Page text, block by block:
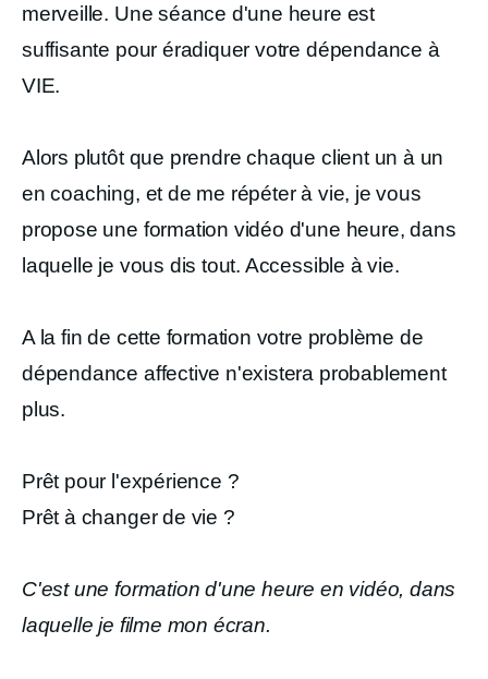
merveille. Une séance d'une heure est
suffisante pour éradiquer votre dépendance à
VIE.
Alors plutôt que prendre chaque client un à un
en coaching, et de me répéter à vie, je vous
propose une formation vidéo d'une heure, dans
laquelle je vous dis tout. Accessible à vie.
A la fin de cette formation votre problème de
dépendance affective n'existera probablement
plus.
Prêt pour l'expérience ?
Prêt à changer de vie ?
C'est une formation d'une heure en vidéo, dans
laquelle je filme mon écran.